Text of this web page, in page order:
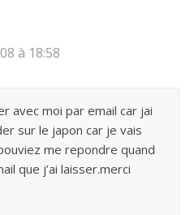
à 18:58
avec moi par email car jai
sur le japon car je vais
me repondre quand
que j’ai laisser.merci